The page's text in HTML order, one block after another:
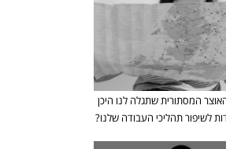
המסתורית שתגלה לנו היכן
לשיפור תהליכי העבודה שלנו?